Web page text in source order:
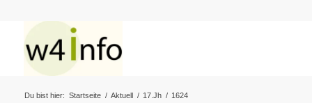
Du bist hier: Startseite / Aktuell / 17.Jh / 1624